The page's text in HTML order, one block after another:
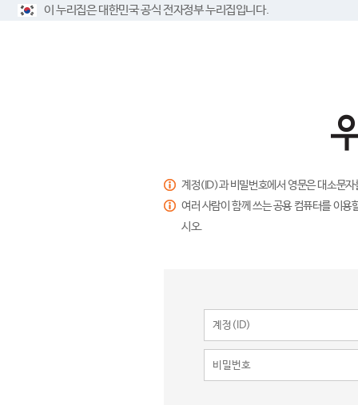
이 누리집은 대한민국 공식 전자정부 누리집입니다.
계정(ID)과 비밀번호에서 영문은 대소문
여러 사람이 함께 쓰는 공용 컴퓨터를 이
시오.